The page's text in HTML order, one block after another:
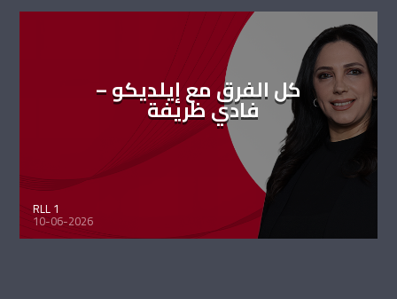
كل الفرق مع إيلديكو –
فادي ظريفة
RLL 1
10-06-2026